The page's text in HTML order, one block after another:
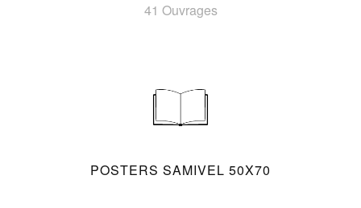
41 Ouvrages
POSTERS SAMIVEL 50X70